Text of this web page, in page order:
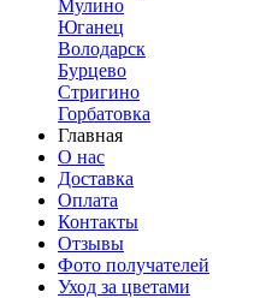
Мулино
Юганец
Володарск
Бурцево
Стригино
Горбатовка
Главная
О нас
Доставка
Оплата
Контакты
Отзывы
Фото получателей
Уход за цветами